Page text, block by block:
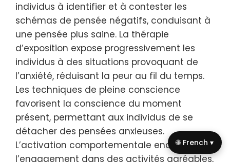
individus à identifier et à contester les
schémas de pensée négatifs, conduisant à
une pensée plus saine. La thérapie
d’exposition expose progressivement les
individus à des situations provoquant de
l’anxiété, réduisant la peur au fil du temps.
Les techniques de pleine conscience
favorisent la conscience du moment
présent, permettant aux individus de se
détacher des pensées anxieuses.
L’activation comportementale encourage
l’engagement dans des activités agréables,
🌐 French ▾